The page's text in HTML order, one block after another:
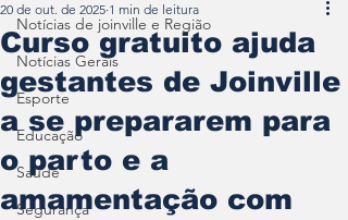
Notícias de joinville e Região
Notícias Gerais
Esporte
Educação
Saúde
Segurança
Curso gratuito ajuda
gestantes de Joinville
a se prepararem para
o parto e a
amamentação com
20 de out. de 2025 1 min de leitura